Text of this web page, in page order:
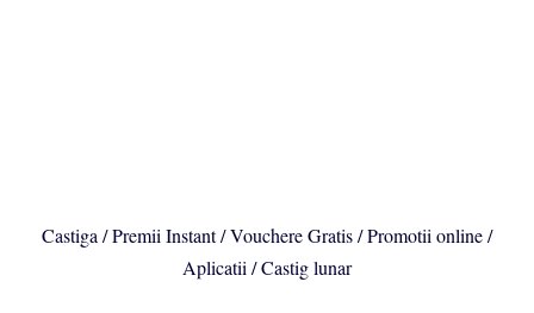
Castiga / Premii Instant / Vouchere Gratis / Promotii online /
Aplicatii / Castig lunar